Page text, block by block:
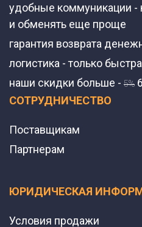
удобные коммуникации -
и обменять еще проще
гарантия возврата
логистика - только
наши скидки больше - 5%
СОТРУДНИЧЕСТВО
Поставщикам
Партнерам
ЮРИДИЧЕСКАЯ
Условия продажи